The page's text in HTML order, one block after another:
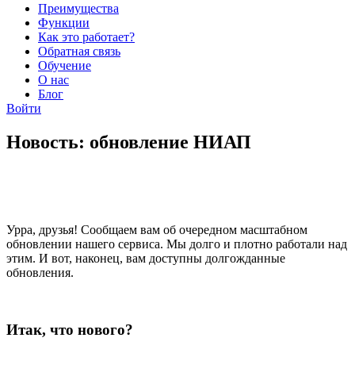
Преимущества
Функции
Как это работает?
Обратная связь
Обучение
О нас
Блог
Войти
Новость: обновление НИАП
Урра, друзья! Сообщаем вам об очередном масштабном
обновлении нашего сервиса. Мы долго и плотно работали над
этим. И вот, наконец, вам доступны долгожданные
обновления.
Итак, что нового?